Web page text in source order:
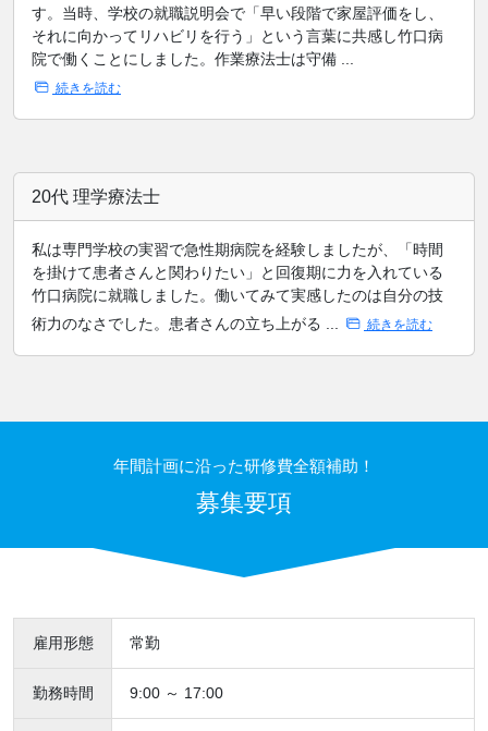
す。当時、学校の就職説明会で「早い段階で家屋評価をし、
それに向かってリハビリを行う」という言葉に共感し竹口病
院で働くことにしました。作業療法士は守備 ...
続きを読む
20代 理学療法士
私は専門学校の実習で急性期病院を経験しましたが、「時間
を掛けて患者さんと関わりたい」と回復期に力を入れている
竹口病院に就職しました。働いてみて実感したのは自分の技
術力のなさでした。患者さんの立ち上がる ...
続きを読む
年間計画に沿った研修費全額補助！
募集要項
雇用形態 常勤
勤務時間 9:00 ～ 17:00